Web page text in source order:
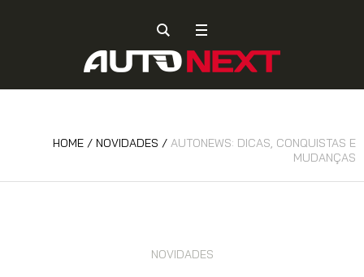
HOME / NOVIDADES / AUTONEWS: DICAS, CONQUISTAS E
MUDANÇAS
NOVIDADES